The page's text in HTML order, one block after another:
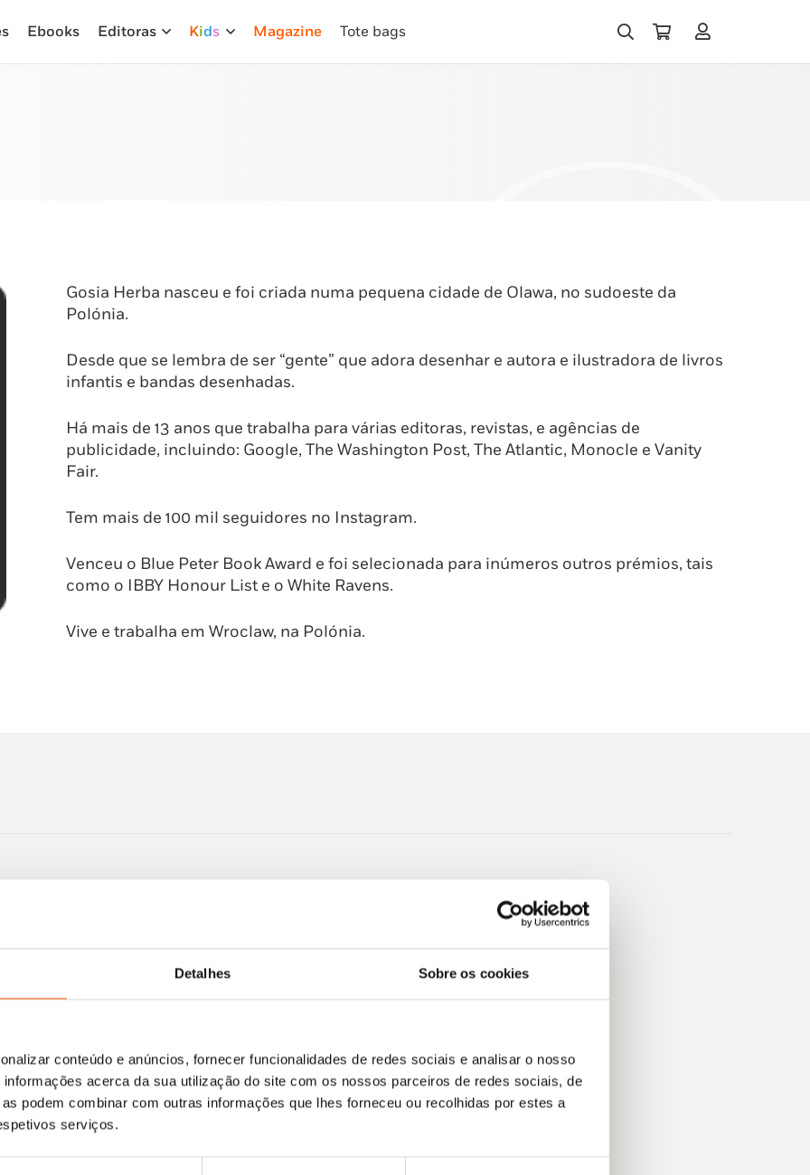
Detalhes Sobre os cookies
conteúdo e anúncios, fornecer funcionalidades de redes sociais e analisar o nosso
informações acerca da sua utilização do site com os nossos parceiros de redes sociais, de
podem combinar com outras informações que lhes forneceu ou recolhidas por estes a
serviços.
Ebooks Editoras Kids Magazine Tote bags
Gosia Herba nasceu e foi criada numa pequena cidade de Olawa, no sudoeste da
Polónia.
Desde que se lembra de ser “gente” que adora desenhar e autora e ilustradora de livros
infantis e bandas desenhadas.
Há mais de 13 anos que trabalha para várias editoras, revistas, e agências de
publicidade, incluindo: Google, The Washington Post, The Atlantic, Monocle e Vanity
Fair.
Tem mais de 100 mil seguidores no Instagram.
Venceu o Blue Peter Book Award e foi selecionada para inúmeros outros prémios, tais
como o IBBY Honour List e o White Ravens.
Vive e trabalha em Wroclaw, na Polónia.